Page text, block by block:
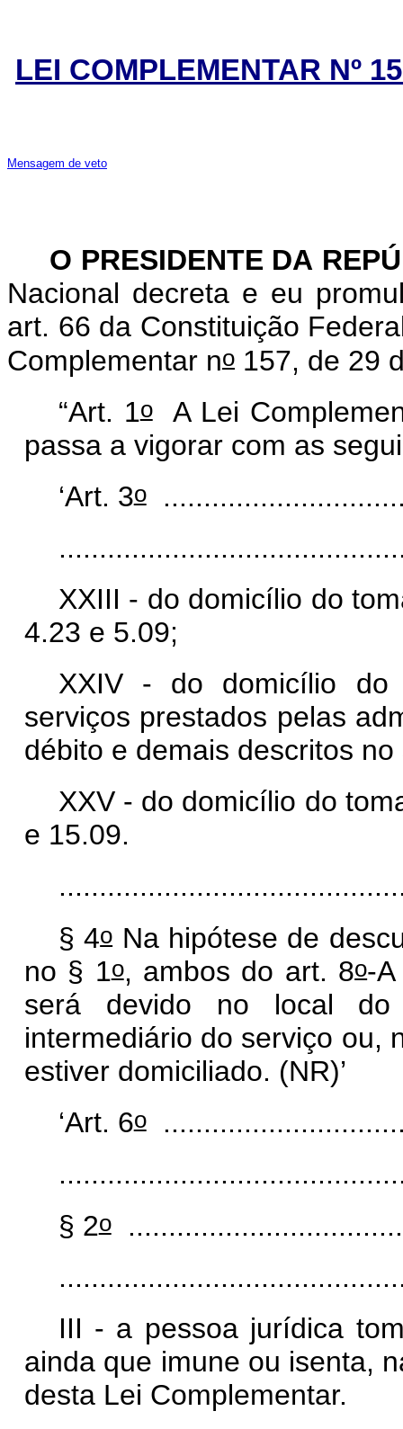
LEI COMPLEMENTAR Nº
Mensagem de veto
O PRESIDENTE DA
Nacional decreta e eu
art. 66 da Constituição
Complementar no 157, de 29
“Art. 1oA Lei
passa a vigorar com as
‘Art. 3o
XXIII - do domicílio do
4.23 e 5.09;
XXIV - do domicílio
serviços prestados pelas
débito e demais descritos
XXV - do domicílio do
e 15.09.
§ 4oNa hipótese de
no § 1o, ambos do art. 8o-
será devido no local do
intermediário do serviço ou,
estiver domiciliado. (NR)’
‘Art. 6o
§ 2o
III - a pessoa jurídica
ainda que imune ou isenta,
desta Lei Complementar.